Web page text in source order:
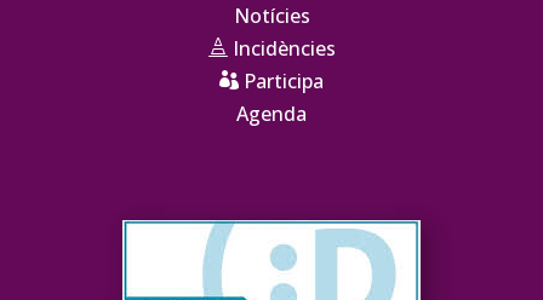
Notícies
 Incidències
 Participa
Agenda